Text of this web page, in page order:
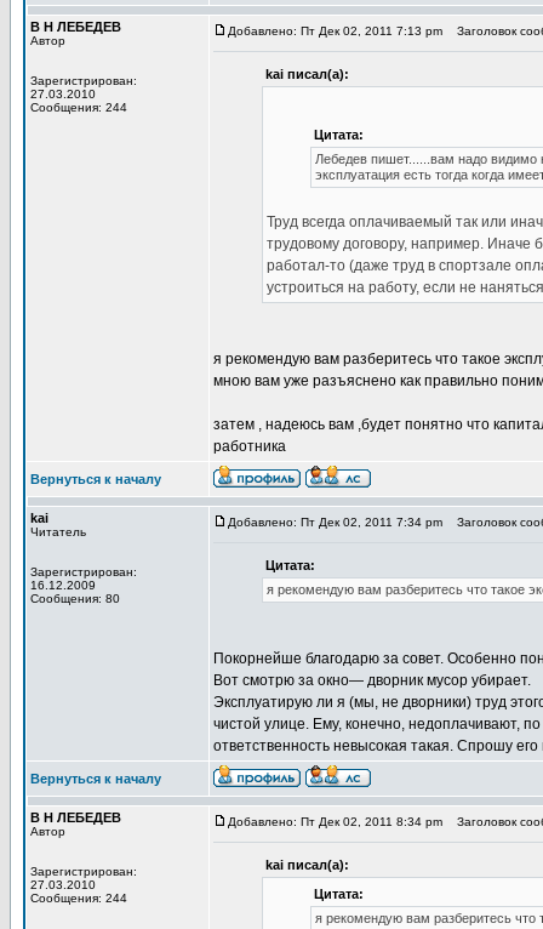
В Н ЛЕБЕДЕВ
Автор
Зарегистрирован:
27.03.2010
Сообщения: 244
Добавлено: Пт Дек 02, 2011 7:13 pm Заголовок
kai писал(а):
Цитата:
Лебедев пишет......вам надо видимо
эксплуатация есть тогда когда
Труд всегда оплачиваемый так или
трудовому договору, например.
работал-то (даже труд в спортзале
устроиться на работу, если не
я рекомендую вам разберитесь что такое
мною вам уже разъяснено как правильно
затем , надеюсь вам ,будет понятно что
работника
Вернуться к началу
kai
Читатель
Зарегистрирован:
16.12.2009
Сообщения: 80
Добавлено: Пт Дек 02, 2011 7:34 pm Заголовок
Цитата:
я рекомендую вам разберитесь что такое
Покорнейше благодарю за совет. Особенно
Вот смотрю за окно— дворник мусор убирает.
Эксплуатирую ли я (мы, не дворники) труд
чистой улице. Ему, конечно, недоплачивают,
ответственность невысокая такая. Спрошу его
Вернуться к началу
В Н ЛЕБЕДЕВ
Автор
Зарегистрирован:
27.03.2010
Сообщения: 244
Добавлено: Пт Дек 02, 2011 8:34 pm Заголовок
kai писал(а):
Цитата:
я рекомендую вам разберитесь что